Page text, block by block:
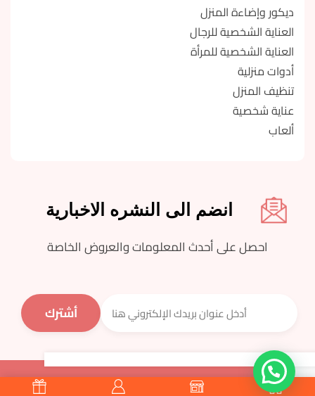
ديكور وإضاءة المنزل
العناية الشخصية للرجال
العناية الشخصية للمرأة
أدوات منزلية
تنظيف المنزل
عناية شخصية
ألعاب
انضم الى النشره الاخبارية
احصل على أحدث المعلومات والعروض الخاصة
جميع الحقوق محفوظة © اسواق مزار 2023